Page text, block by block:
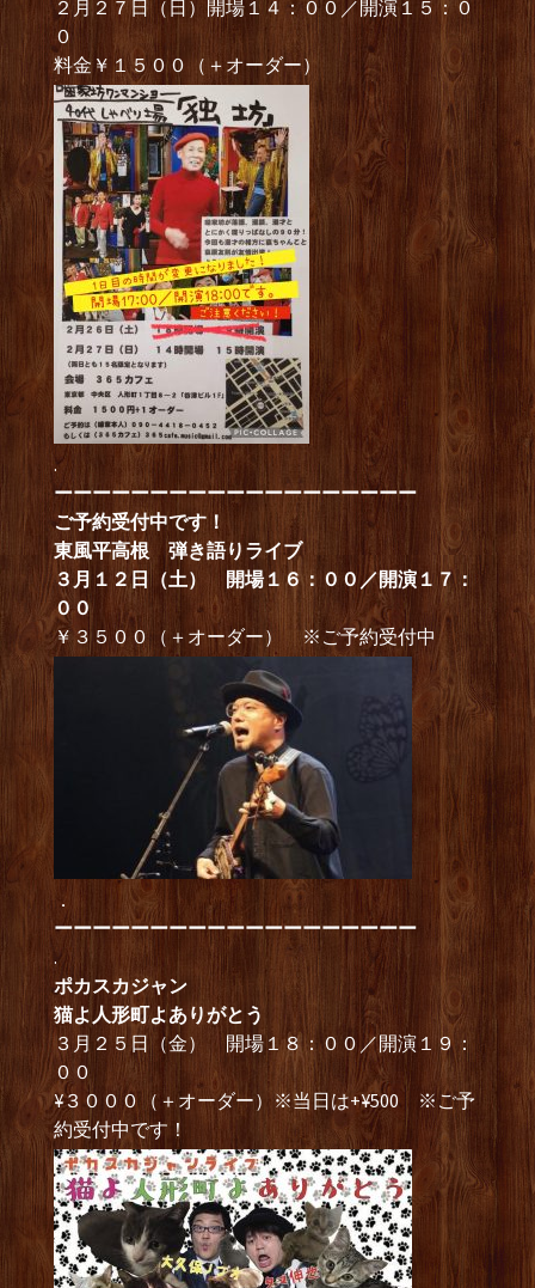
２月２７日（日）開場１４：００／開演１５：０
０
料金￥１５００（＋オーダー）
.
ーーーーーーーーーーーーーーーーーーー
ご予約受付中です！
東風平高根 弾き語りライブ
３月１２日（土） 開場１６：００／開演１７：
００
￥３５００（＋オーダー） ※ご予約受付中
．
ーーーーーーーーーーーーーーーーーーー
.
ポカスカジャン
猫よ人形町よありがとう
３月２５日（金） 開場１８：００／開演１９：
００
¥３０００（＋オーダー）※当日は+¥500 ※ご予
約受付中です！